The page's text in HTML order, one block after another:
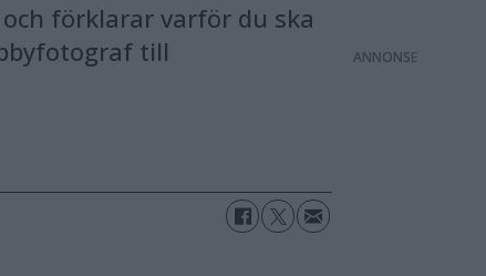
förklarar varför du ska
till
ANNONS